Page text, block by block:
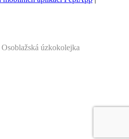
Osoblažská úzkokolejka